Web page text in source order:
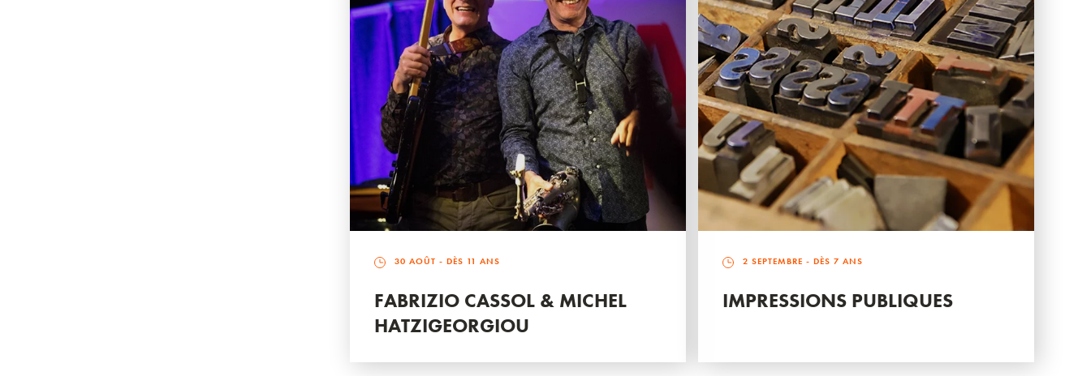
30 AOÛT - DÈS 11 ANS
FABRIZIO CASSOL & MICHEL
HATZIGEORGIOU
2 SEPTEMBRE - DÈS 7 ANS
IMPRESSIONS PUBLIQUES